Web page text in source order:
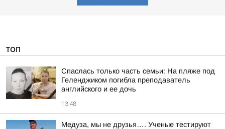
ТОП
Спаслась только часть семьи: На пляже под
Геленджиком погибла преподаватель
английского и ее дочь
13:48
Медуза, мы не друзья…. Ученые тестируют